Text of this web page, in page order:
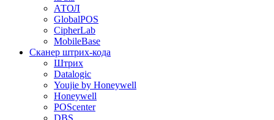
АТОЛ
GlobalPOS
CipherLab
MobileBase
Сканер штрих-кода
Штрих
Datalogic
Youjie by Honeywell
Honeywell
POScenter
DBS